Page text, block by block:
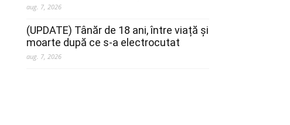
aug. 7, 2026
(UPDATE) Tânăr de 18 ani, între viață și
moarte după ce s-a electrocutat
aug. 7, 2026